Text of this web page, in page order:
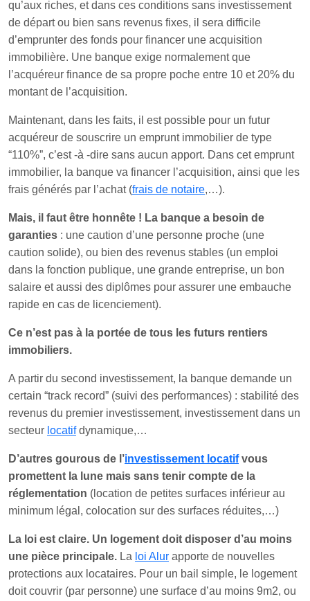
qu’aux riches, et dans ces conditions sans investissement
de départ ou bien sans revenus fixes, il sera difficile
d’emprunter des fonds pour financer une acquisition
immobilière. Une banque exige normalement que
l’acquéreur finance de sa propre poche entre 10 et 20% du
montant de l’acquisition.
Maintenant, dans les faits, il est possible pour un futur
acquéreur de souscrire un emprunt immobilier de type
“110%”, c’est -à -dire sans aucun apport. Dans cet emprunt
immobilier, la banque va financer l’acquisition, ainsi que les
frais générés par l’achat (frais de notaire,…).
Mais, il faut être honnête ! La banque a besoin de
garanties : une caution d’une personne proche (une
caution solide), ou bien des revenus stables (un emploi
dans la fonction publique, une grande entreprise, un bon
salaire et aussi des diplômes pour assurer une embauche
rapide en cas de licenciement).
Ce n’est pas à la portée de tous les futurs rentiers
immobiliers.
A partir du second investissement, la banque demande un
certain “track record” (suivi des performances) : stabilité des
revenus du premier investissement, investissement dans un
secteur locatifdynamique,…
D’autres gourous de l’investissement locatifvous
promettent la lune mais sans tenir compte de la
réglementation (location de petites surfaces inférieur au
minimum légal, colocation sur des surfaces réduites,…)
La loi est claire. Un logement doit disposer d’au moins
une pièce principale. La loi Alur apporte de nouvelles
protections aux locataires. Pour un bail simple, le logement
doit couvrir (par personne) une surface d’au moins 9m2, ou